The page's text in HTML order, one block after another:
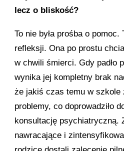
lecz o bliskość?
To nie była prośba o pomoc.
refleksji. Ona po prostu
w chwili śmierci. Gdy padło
wynika jej kompletny brak
że jakiś czas temu w szkole
problemy, co doprowadziło
konsultację psychiatryczną.
nawracające i